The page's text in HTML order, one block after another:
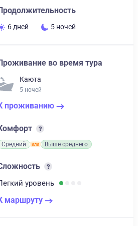
6 дней 5 ночей
во время тура
Каюта
5 ночей
проживанию
Средний Выше среднего
уровень
маршруту